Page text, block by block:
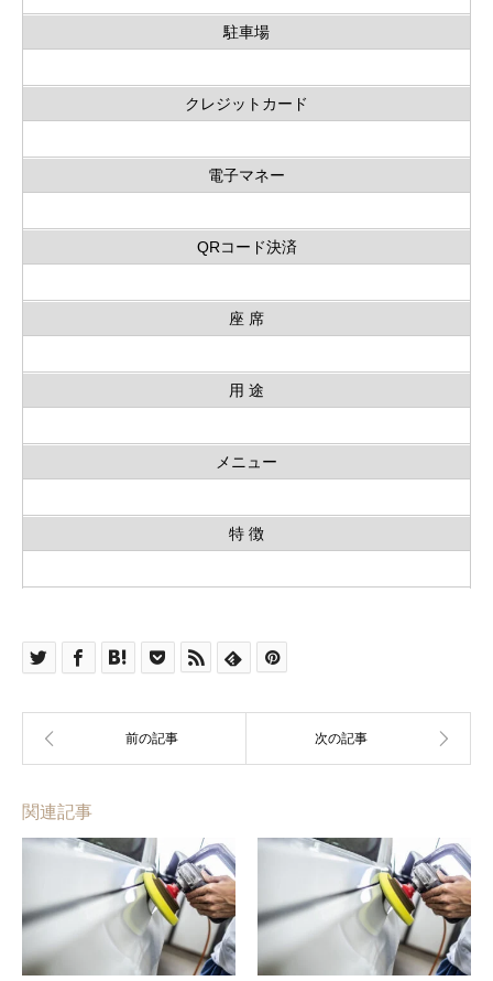
駐車場
クレジットカード
電子マネー
QRコード決済
座 席
用 途
メニュー
特 徴
関連記事